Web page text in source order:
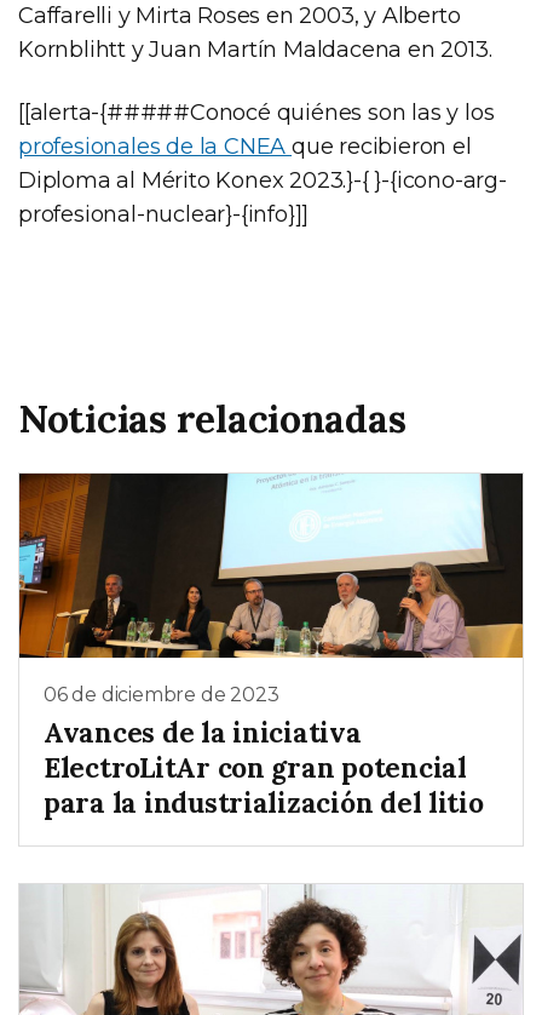
Caffarelli y Mirta Roses en 2003, y Alberto
Kornblihtt y Juan Martín Maldacena en 2013.
[[alerta-{#####Conocé quiénes son las y los
profesionales de la CNEAque recibieron el
Diploma al Mérito Konex 2023.}-{ }-{icono-arg-
profesional-nuclear}-{info}]]
Noticias relacionadas
06 de diciembre de 2023
Avances de la iniciativa
ElectroLitAr con gran potencial
para la industrialización del litio